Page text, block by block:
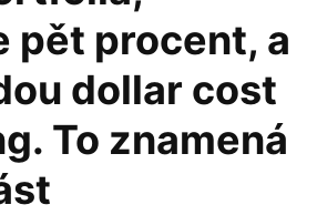
pět procent, a
dollar cost
To znamená